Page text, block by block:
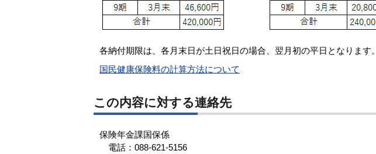
各納付期限は、各月末日が土日祝日の場合、翌月初の平日となります。
国民健康保険料の計算方法について
この内容に対する連絡先
保険年金課国保係
電話：088-621-5156